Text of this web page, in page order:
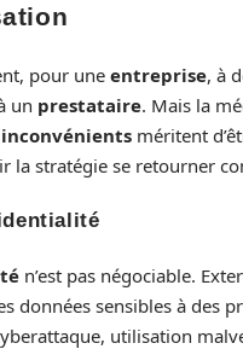
pour une entreprise, à
un prestataire. Mais la
inconvénients méritent
la stratégie se retourner
n’est pas négociable.
données sensibles à des
utilisation